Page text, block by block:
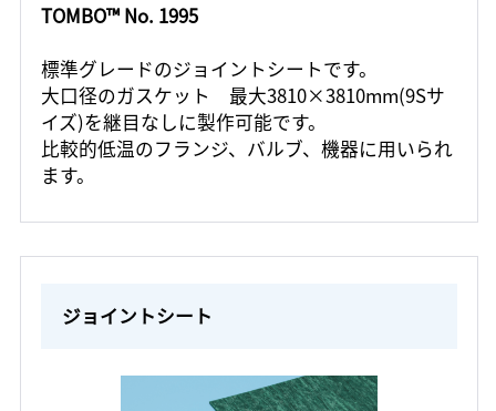
TOMBO™ No. 1995
標準グレードのジョイントシートです。
大口径のガスケット 最大3810×3810mm(9Sサ
イズ)を継目なしに製作可能です。
比較的低温のフランジ、バルブ、機器に用いられ
ます。
ジョイントシート